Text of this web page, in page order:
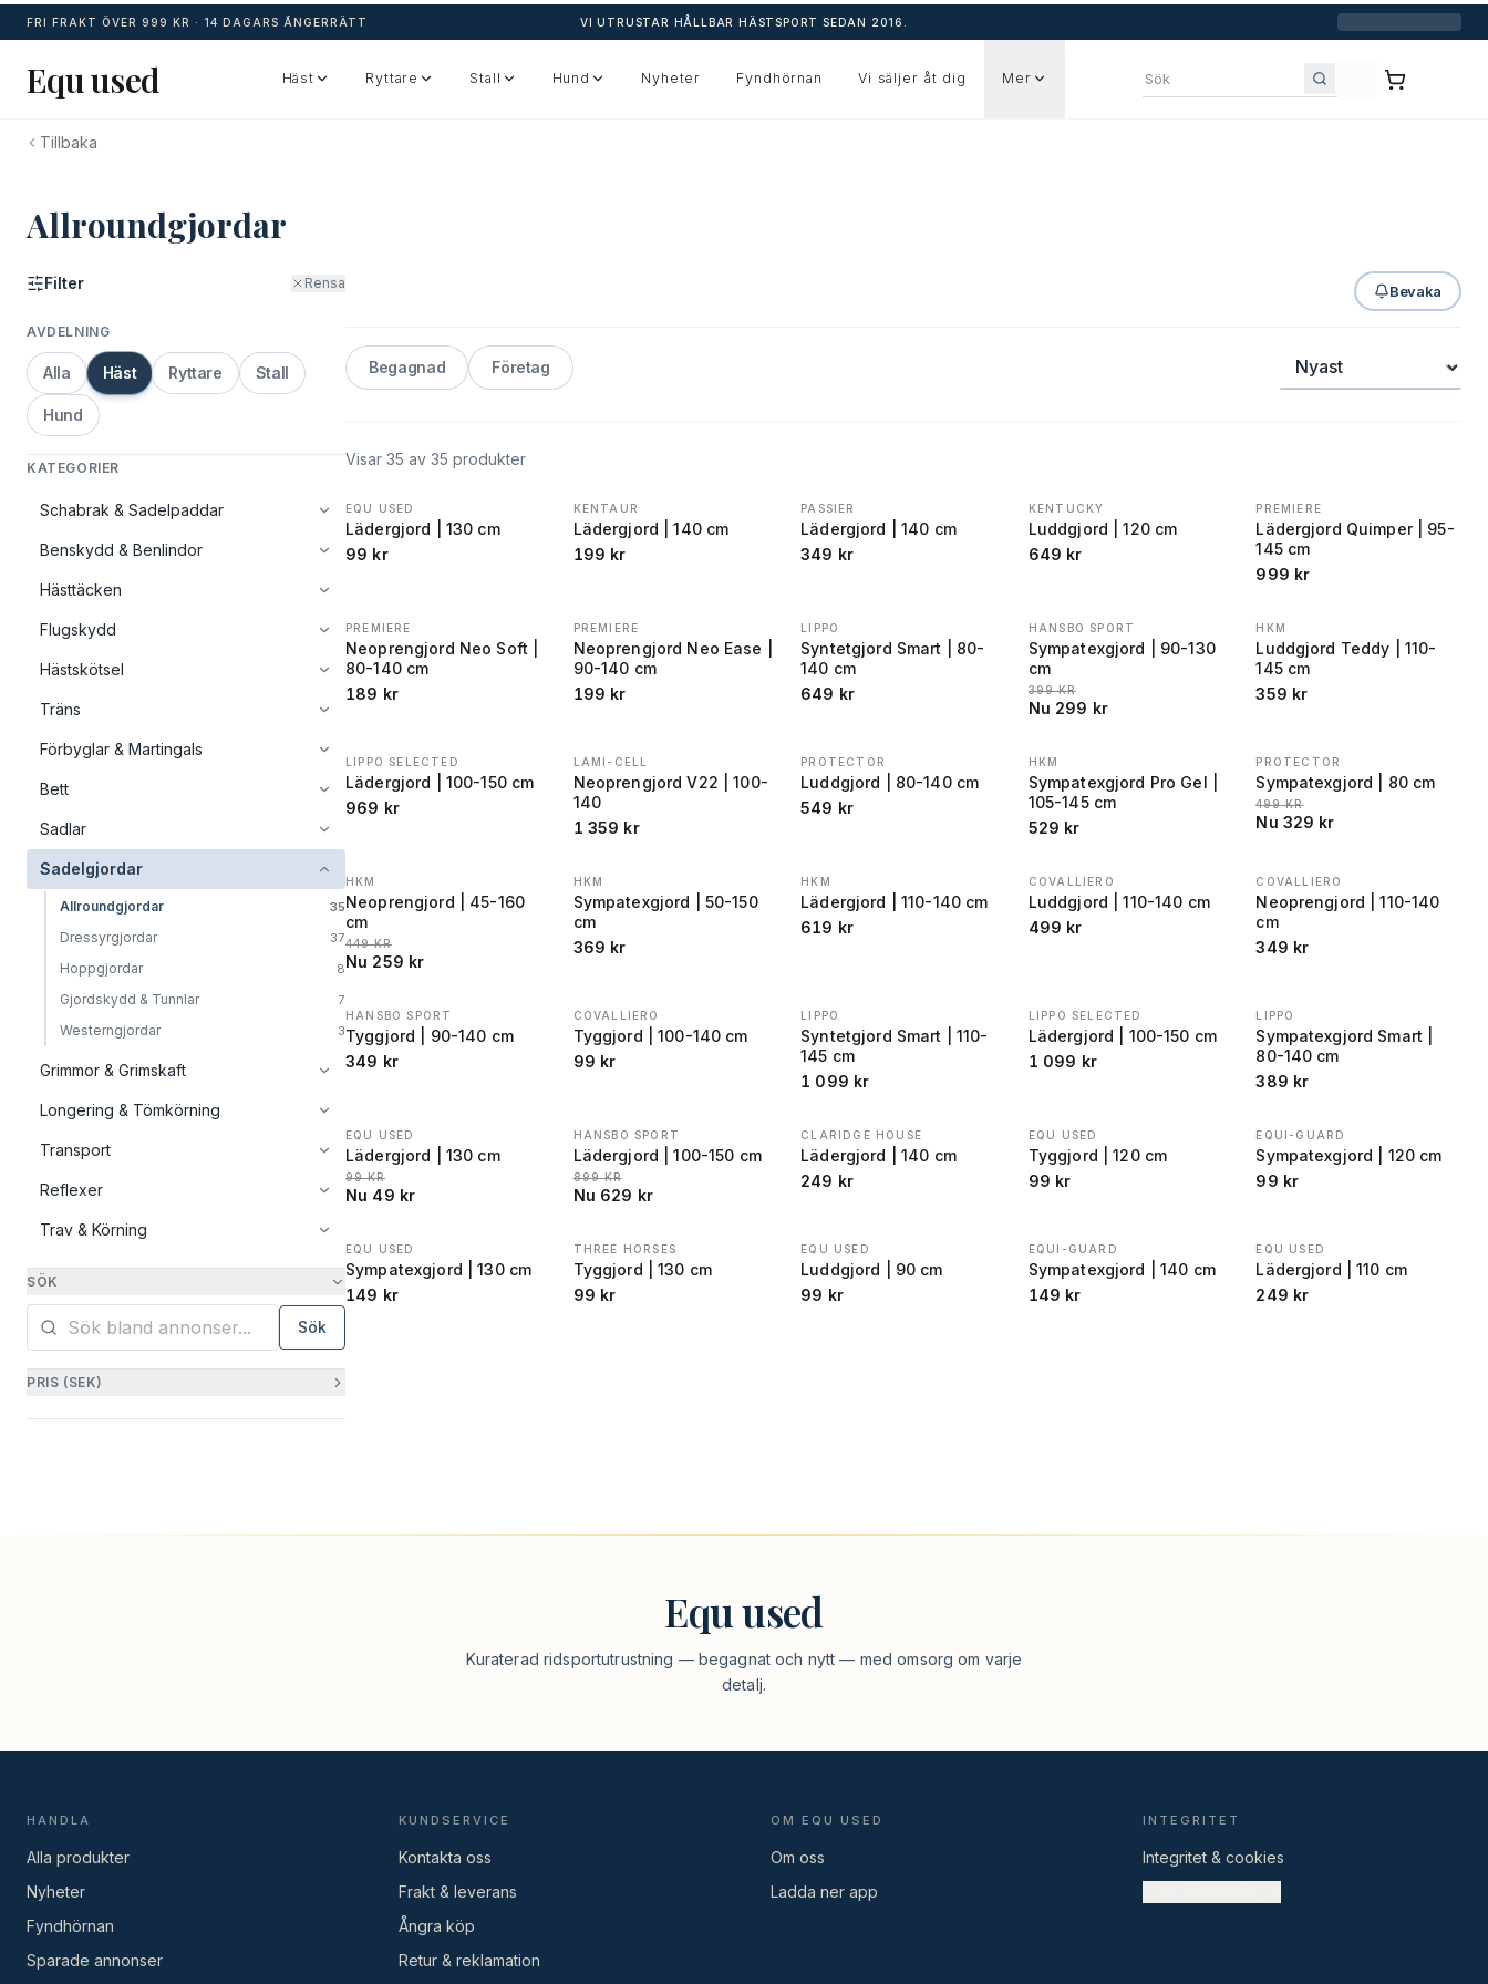
FRI FRAKT ÖVER 999 KR · 14 DAGARS ÅNGERRÄTT VI UTRUSTAR HÅLLBAR HÄSTSPORT SEDAN 2016.
Equ used Häst Ryttare Stall Hund Nyheter Fyndhörnan Vi säljer åt dig Mer
Sök bland annonser
Tillbaka
Allroundgjordar
Filter Rensa
AVDELNING
Alla Häst Ryttare Stall
Hund
KATEGORIER
Schabrak & Sadelpaddar
Benskydd & Benlindor
Hästtäcken
Flugskydd
Hästskötsel
Träns
Förbyglar & Martingals
Bett
Sadlar
Sadelgjordar
Allroundgjordar 35
Dressyrgjordar 37
Hoppgjordar 8
Gjordskydd & Tunnlar 7
Westerngjordar 3
Grimmor & Grimskaft
Longering & Tömkörning
Transport
Reflexer
Trav & Körning
SÖK
Sök
PRIS (SEK)
Bevaka
Begagnad Företag
Sortera
Visar 35 av 35 produkter
EQU USED
Lädergjord | 130 cm
99 kr
KENTAUR
Lädergjord | 140 cm
199 kr
PASSIER
Lädergjord | 140 cm
349 kr
KENTUCKY
Luddgjord | 120 cm
649 kr
PREMIERE
Lädergjord Quimper | 95-
145 cm
999 kr
PREMIERE
Neoprengjord Neo Soft |
80-140 cm
189 kr
PREMIERE
Neoprengjord Neo Ease |
90-140 cm
199 kr
LIPPO
Syntetgjord Smart | 80-
140 cm
649 kr
REA−25%
HANSBO SPORT
Sympatexgjord | 90-130
cm
LÄGSTA PRIS 30 DAGAR FÖRE REA:
399KR
Nu 299 kr
HKM
Luddgjord Teddy | 110-
145 cm
359 kr
LIPPO SELECTED
Lädergjord | 100-150 cm
969 kr
LAMI-CELL
Neoprengjord V22 | 100-
140
1 359 kr
PROTECTOR
Luddgjord | 80-140 cm
549 kr
HKM
Sympatexgjord Pro Gel |
105-145 cm
529 kr
REA− 34%
PROTECTOR
Sympatexgjord | 80 cm
LÄGSTA PRIS 30 DAGAR FÖRE REA
499KR
Nu 329 kr
REA
HKM
Neoprengjord | 45-160
cm
LÄGSTA PRIS 30 DAGAR FÖRE REA:
449KR
Nu 259 kr
HKM
Sympatexgjord | 50-150
cm
369 kr
HKM
Lädergjord | 110-140 cm
619 kr
COVALLIERO
Luddgjord | 110-140 cm
499 kr
COVALLIERO
Neoprengjord | 110-140
cm
349 kr
HANSBO SPORT
Tyggjord | 90-140 cm
349 kr
COVALLIERO
Tyggjord | 100-140 cm
99 kr
LIPPO
Syntetgjord Smart | 110-
145 cm
1 099 kr
LIPPO SELECTED
Lädergjord | 100-150 cm
1 099 kr
LIPPO
Sympatexgjord Smart |
80-140 cm
389 kr
REA −51
EQU USED
Lädergjord | 130 cm
LÄGSTA PRIS 30 DAGAR FÖRE REA:
99KR
Nu 49 kr
REA−30%
HANSBO SPORT
Lädergjord | 100-150 cm
LÄGSTA PRIS 30 DAGAR FÖRE REA:
899KR
Nu 629 kr
CLARIDGE HOUSE
Lädergjord | 140 cm
249 kr
EQU USED
Tyggjord | 120 cm
99 kr
EQUI-GUARD
Sympatexgjord | 120 cm
99 kr
EQU USED
Sympatexgjord | 130 cm
149 kr
THREE HORSES
Tyggjord | 130 cm
99 kr
EQU USED
Luddgjord | 90 cm
99 kr
EQUI-GUARD
Sympatexgjord | 140 cm
149 kr
EQU USED
Lädergjord | 110 cm
249 kr
Equ used
Kuraterad ridsportutrustning — begagnat och nytt — med omsorg om varje
detalj.
HANDLA
Alla produkter
Nyheter
Fyndhörnan
Sparade annonser
KUNDSERVICE
Kontakta oss
Frakt & leverans
Ångra köp
Retur & reklamation
OM EQU USED
Om oss
Ladda ner app
INTEGRITET
Integritet & cookies
Hej! Jag är Equ used-assistenten —
fråga mig om frakt, retur, betalning,
sortimentet eller hur det går till att lämna